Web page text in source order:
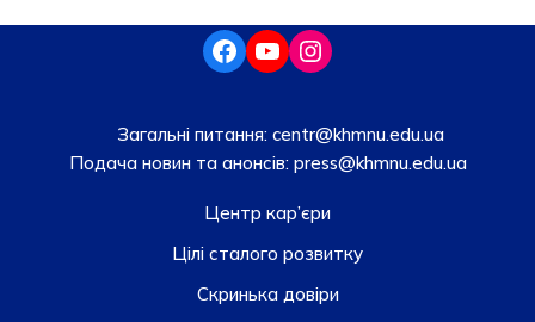
Загальні питання: centr@khmnu.edu.ua
Подача новин та анонсів:press@khmnu.edu.ua
Центр кар’єри
Цілі сталого розвитку
Скринька довiри